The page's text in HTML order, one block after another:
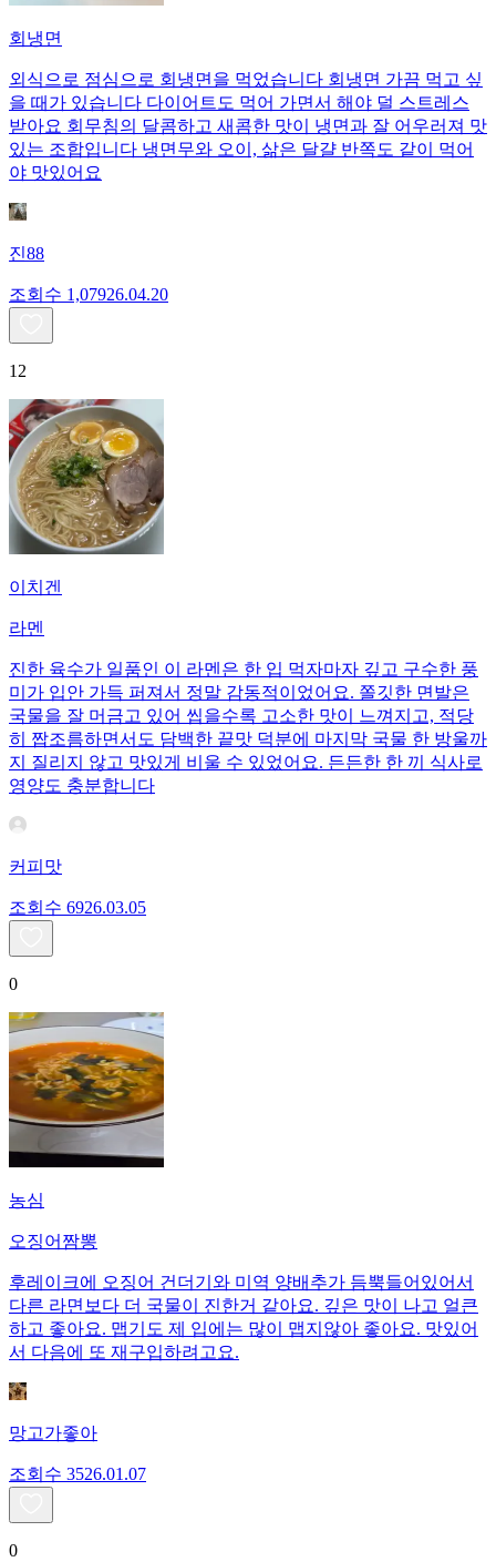
회냉면
외식으로 점심으로 회냉면을 먹었습니다 회냉면 가끔 먹고 싶
을 때가 있습니다 다이어트도 먹어 가면서 해야 덜 스트레스
받아요 회무침의 달콤하고 새콤한 맛이 냉면과 잘 어우러져 맛
있는 조합입니다 냉면무와 오이, 삶은 달걀 반쪽도 같이 먹어
야 맛있어요
진88
조회수 1,07926.04.20
12
이치겐
라멘
진한 육수가 일품인 이 라멘은 한 입 먹자마자 깊고 구수한 풍
미가 입안 가득 퍼져서 정말 감동적이었어요. 쫄깃한 면발은
국물을 잘 머금고 있어 씹을수록 고소한 맛이 느껴지고, 적당
히 짭조름하면서도 담백한 끝맛 덕분에 마지막 국물 한 방울까
지 질리지 않고 맛있게 비울 수 있었어요. 든든한 한 끼 식사로
영양도 충분합니다
커피맛
조회수 6926.03.05
0
농심
오징어짬뽕
후레이크에 오징어 건더기와 미역 양배추가 듬뿍들어있어서
다른 라면보다 더 국물이 진한거 같아요. 깊은 맛이 나고 얼큰
하고 좋아요. 맵기도 제 입에는 많이 맵지않아 좋아요. 맛있어
서 다음에 또 재구입하려고요.
망고가좋아
조회수 3526.01.07
0